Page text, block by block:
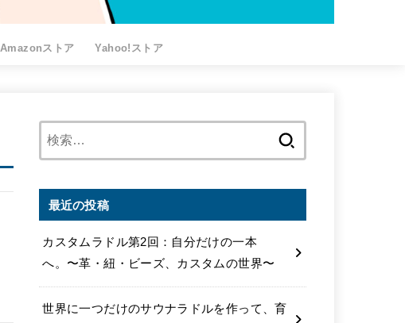
Amazonストア Yahoo!ストア
最近の投稿
カスタムラドル第2回：自分だけの一本
へ。〜革・紐・ビーズ、カスタムの世界〜
世界に一つだけのサウナラドルを作って、育